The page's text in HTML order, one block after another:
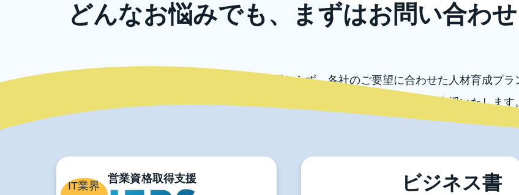
どんなお悩みでも、まずはお問い合わせ
ニッコンでは、企業規模の大小や業種に関わらず、各社のご要望に合わせた人材育成プラ
また、教育研修以外の各種コンサルテーションもご支援いたします。
まずはお気軽にお問い合わせください。
電話でのお問い合わせ
03-5996-0787
IT業界
ビジネス書